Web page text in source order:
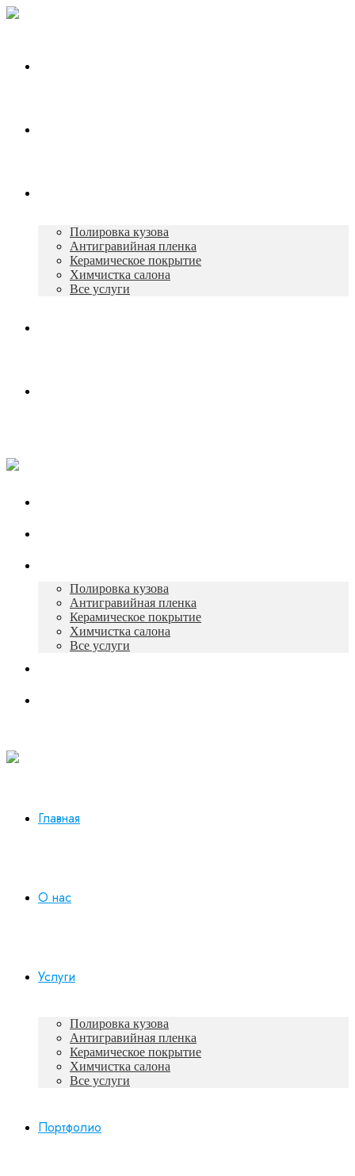
Полировка кузова
Антигравийная пленка
Керамическое покрытие
Химчистка салона
Все услуги
Полировка кузова
Антигравийная пленка
Керамическое покрытие
Химчистка салона
Все услуги
Главная
О нас
Услуги
Полировка кузова
Антигравийная пленка
Керамическое покрытие
Химчистка салона
Все услуги
Портфолио